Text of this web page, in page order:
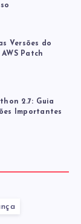
Versões do
Patch
2.7: Guia
Importantes